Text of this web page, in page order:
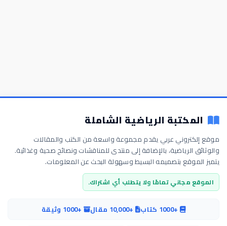
المكتبة الرياضية الشاملة
موقع إلكتروني عربي يقدم مجموعة واسعة من الكتب والمقالات
والوثائق الرياضية، بالإضافة إلى منتدى للمناقشات ونصائح صحية وغذائية.
يتميز الموقع بتصميمه البسيط وسهولة البحث عن المعلومات.
الموقع مجاني تمامًا ولا يتطلب أي اشتراك.
+1000 كتاب +10,000 مقال
+1000 وثيقة